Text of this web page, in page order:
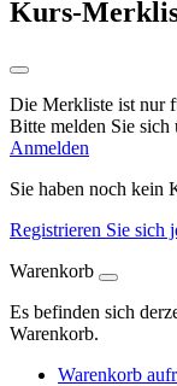
Kurs-
Die Merkliste ist nur
Bitte melden Sie sich
Anmelden
Sie haben noch kein
Registrieren Sie sich
Warenkorb
Es befinden sich
Warenkorb.
Warenkorb